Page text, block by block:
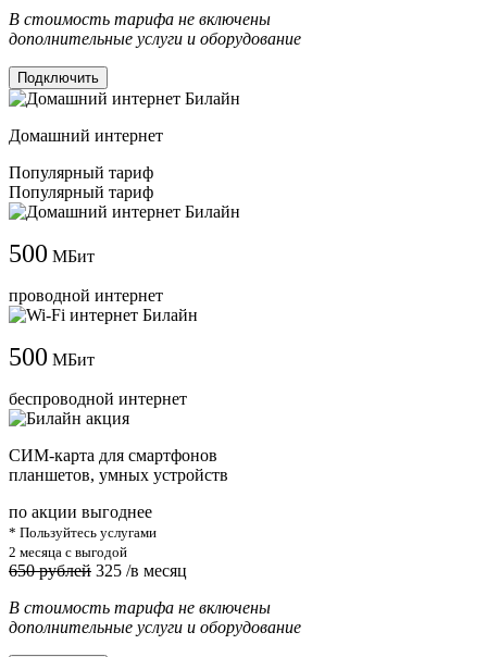
В стоимость тарифа не включены
дополнительные услуги и оборудование
Подключить
Домашний интернет
Популярный тариф
Популярный тариф
500 МБит
проводной интернет
500 МБит
беспроводной интернет
СИМ-карта для смартфонов
планшетов, умных устройств
по акции выгоднее
* Пользуйтесь услугами
2 месяца с выгодой
650 рублей 325 /в месяц
В стоимость тарифа не включены
дополнительные услуги и оборудование